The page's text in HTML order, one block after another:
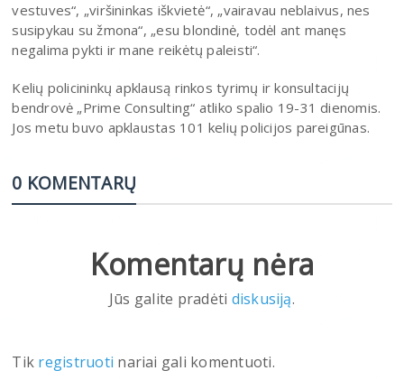
vestuves“, „viršininkas iškvietė“, „vairavau neblaivus, nes
susipykau su žmona“, „esu blondinė, todėl ant manęs
negalima pykti ir mane reikėtų paleisti“.
Kelių policininkų apklausą rinkos tyrimų ir konsultacijų
bendrovė „Prime Consulting“ atliko spalio 19-31 dienomis.
Jos metu buvo apklaustas 101 kelių policijos pareigūnas.
0 KOMENTARŲ
Komentarų nėra
Jūs galite pradėti diskusiją.
Tik registruoti nariai gali komentuoti.